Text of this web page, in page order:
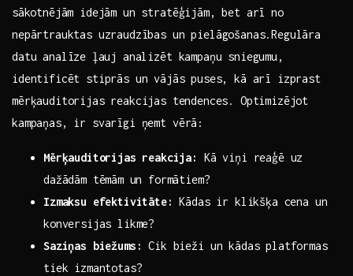
⁤sākotnējām idejām un stratēģijām, bet arī no
nepārtrauktas uzraudzības un pielāgošanas.Regulāra
datu analīze ⁢ļauj analizēt kampaņu sniegumu,
identificēt stiprās un vājās⁣ puses, kā arī izprast
mērķauditorijas reakcijas ⁣tendences. Optimizējot
kampaņas, ir svarīgi ņemt vērā:
Mērķauditorijas ‌reakcija:
Kā viņi ‍reaģē uz⁤
dažādām tēmām⁢ un formātiem?
Izmaksu efektivitāte: ⁤Kādas ir klikšķa‌ cena un ​
konversijas likme?
Saziņas biežums: Cik bieži un kādas platformas ​
tiek izmantotas?